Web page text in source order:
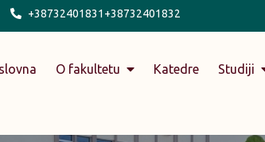
+38732401831+38732401832
O fakultetu Katedre Studiji